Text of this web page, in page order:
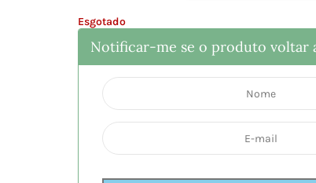
Esgotado
Notificar-me se o produto voltar